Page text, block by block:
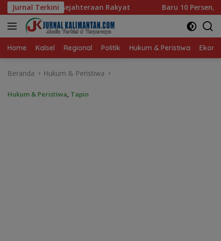
Langsung
ke
konten
Jurnal Terkini
Rakyat Baru 10 Persen, Aktivasi IKD Banjarmasin
Home Kalsel Regional Politik Hukum & Peristiwa
Beranda Hukum & Peristiwa
Hukum & Peristiwa, Tapin